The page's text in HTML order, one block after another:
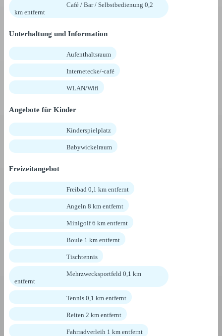
Café / Bar / Selbstbedienung 0,2
km entfernt
Unterhaltung und Information
Aufenthaltsraum
Internetecke/-café
WLAN/Wifi
Angebote für Kinder
Kinderspielplatz
Babywickelraum
Freizeitangebot
Freibad 0,1 km entfernt
Angeln 8 km entfernt
Minigolf 6 km entfernt
Boule 1 km entfernt
Tischtennis
Mehrzwecksportfeld 0,1 km
entfernt
Tennis 0,1 km entfernt
Reiten 2 km entfernt
Fahrradverleih 1 km entfernt